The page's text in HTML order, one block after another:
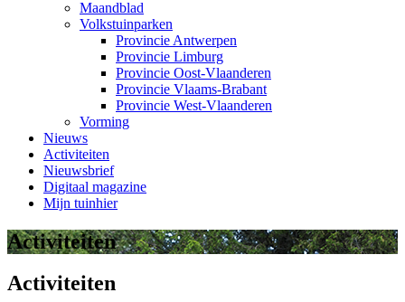
Maandblad
Volkstuinparken
Provincie Antwerpen
Provincie Limburg
Provincie Oost-Vlaanderen
Provincie Vlaams-Brabant
Provincie West-Vlaanderen
Vorming
Nieuws
Activiteiten
Nieuwsbrief
Digitaal magazine
Mijn tuinhier
Activiteiten
Activiteiten